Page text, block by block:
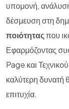
υπομονή,
δέσμευση στη
ποιότηταςπου
Εφαρμόζοντας
Page και
καλύτερη δυνατή
επιτυχία.